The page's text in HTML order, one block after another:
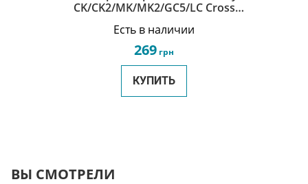
CK/CK2/MK/MK2/GC5/LC Cross
Есть в наличии
269 грн
КУПИТЬ
ВЫ СМОТРЕЛИ